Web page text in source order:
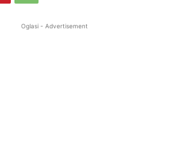
Oglasi - Advertisement